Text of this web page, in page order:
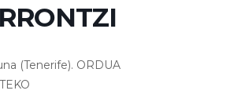
(Tenerife). ORDUA